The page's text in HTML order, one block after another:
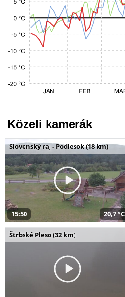
Közeli kamerák
Slovenský raj - Podlesok (18 km)
15:50 20,7 °C
Štrbské Pleso (32 km)